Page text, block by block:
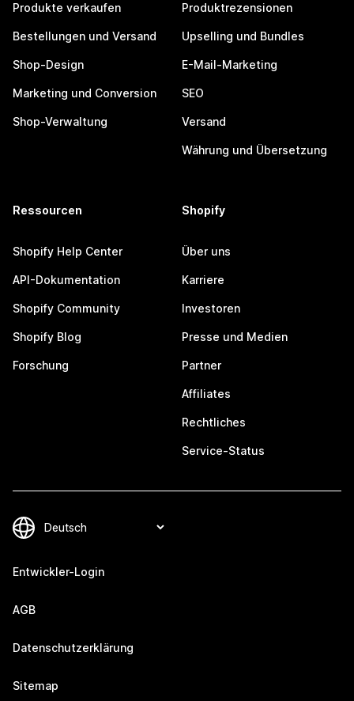
Produkte verkaufen
Bestellungen und Versand
Shop-Design
Marketing und Conversion
Shop-Verwaltung
Produktrezensionen
Upselling und Bundles
E-Mail-Marketing
SEO
Versand
Währung und Übersetzung
Ressourcen
Shopify Help Center
API-Dokumentation
Shopify Community
Shopify Blog
Forschung
Shopify
Über uns
Karriere
Investoren
Presse und Medien
Partner
Affiliates
Rechtliches
Service-Status
Entwickler-Login
AGB
Datenschutzerklärung
Sitemap